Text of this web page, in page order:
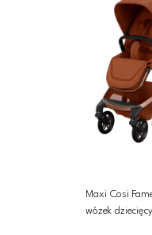
Maxi Cosi
wózek